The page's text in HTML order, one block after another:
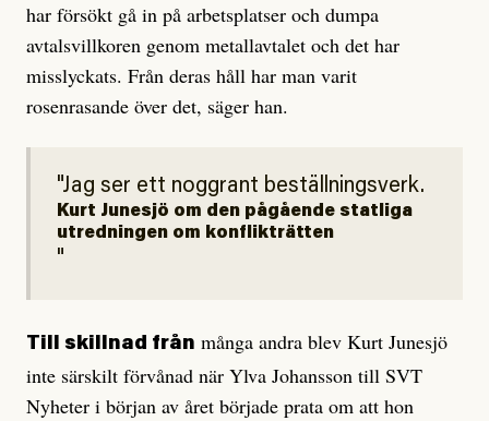
har försökt gå in på arbetsplatser och dumpa
avtalsvillkoren genom metallavtalet och det har
misslyckats. Från deras håll har man varit
rosenrasande över det, säger han.
Jag ser ett noggrant beställningsverk.
Kurt Junesjö om den pågående statliga
utredningen om konflikträtten
Till skillnad från många andra blev Kurt Junesjö
inte särskilt förvånad när Ylva Johansson till SVT
Nyheter i början av året började prata om att hon